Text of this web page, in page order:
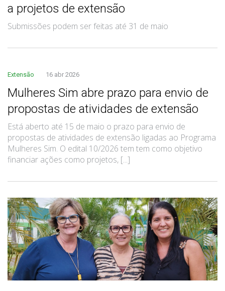
a projetos de extensão
Submissões podem ser feitas até 31 de maio
Extensão 16 abr 2026
Mulheres Sim abre prazo para envio de
propostas de atividades de extensão
Está aberto até 15 de maio o prazo para envio de
propostas de atividades de extensão ligadas ao Programa
Mulheres Sim. O edital 10/2026 tem tem como objetivo
financiar ações como projetos, [...]